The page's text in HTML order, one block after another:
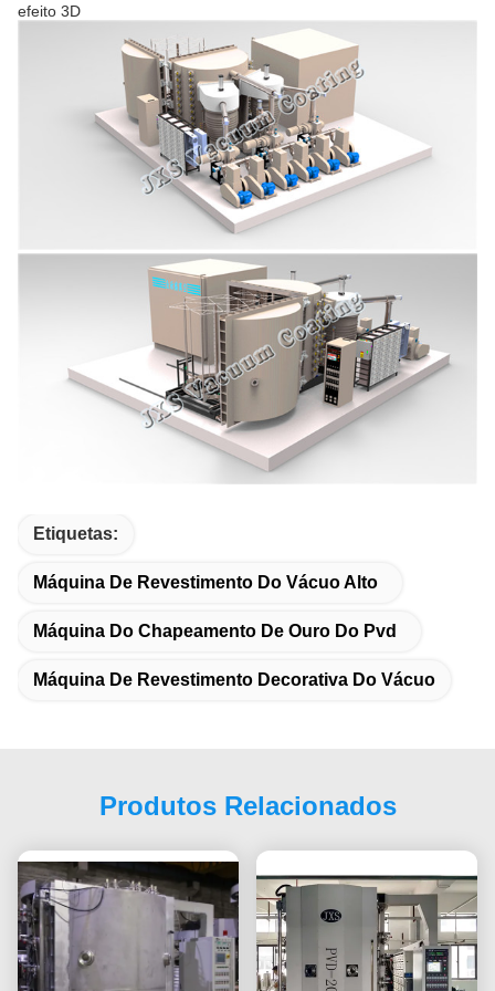
efeito 3D
Etiquetas:
Máquina De Revestimento Do Vácuo Alto
Máquina Do Chapeamento De Ouro Do Pvd
Máquina De Revestimento Decorativa Do Vácuo
Produtos Relacionados